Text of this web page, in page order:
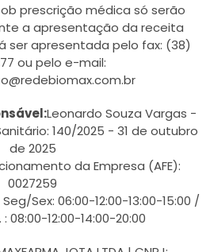
prescrição médica só serão
a apresentação da receita
ser apresentada pelo fax: (38)
ou pelo e-mail:
Leonardo Souza Vargas -
140/2025 - 31 de outubro
de 2025
da Empresa (AFE):
0027259
Sex: 06:00-12:00-13:00-15:00 /
08:00-12:00-14:00-20:00